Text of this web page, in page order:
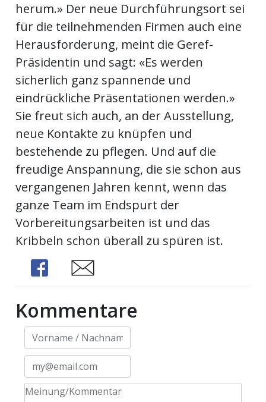
herum.» Der neue Durchführungsort sei
für die teilnehmenden Firmen auch eine
Herausforderung, meint die Geref-
Präsidentin und sagt: «Es werden
sicherlich ganz spannende und
eindrückliche Präsentationen werden.»
Sie freut sich auch, an der Ausstellung,
neue Kontakte zu knüpfen und
bestehende zu pflegen. Und auf die
freudige Anspannung, die sie schon aus
vergangenen Jahren kennt, wenn das
ganze Team im Endspurt der
Vorbereitungsarbeiten ist und das
Kribbeln schon überall zu spüren ist.
Share
Share
Kommentare